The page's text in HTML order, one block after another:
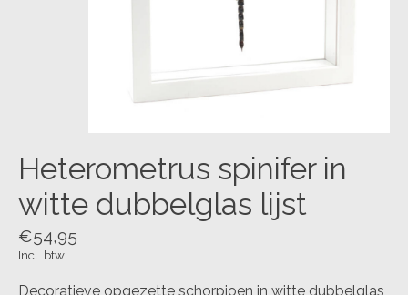
Heterometrus spinifer in
witte dubbelglas lijst
€54,95
Incl. btw
Decoratieve opgezette schorpioen in witte dubbelglas